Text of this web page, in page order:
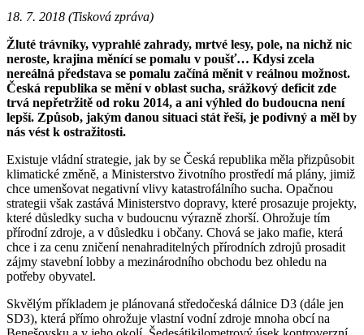
18. 7. 2018 (Tisková zpráva)
Žluté trávníky, vyprahlé zahrady, mrtvé lesy, pole, na nichž nic
neroste, krajina měnící se pomalu v poušť… Kdysi zcela
nereálná představa se pomalu začíná měnit v reálnou možnost.
Česká republika se mění v oblast sucha, srážkový deficit zde
trvá nepřetržitě od roku 2014, a ani výhled do budoucna není
lepší. Způsob, jakým danou situaci stát řeší, je podivný a měl by
nás vést k ostražitosti.
Existuje vládní strategie, jak by se Česká republika měla přizpůsobit
klimatické změně, a Ministerstvo životního prostředí má plány, jimiž
chce umenšovat negativní vlivy katastrofálního sucha. Opačnou
strategii však zastává Ministerstvo dopravy, které prosazuje projekty,
které důsledky sucha v budoucnu výrazně zhorší. Ohrožuje tím
přírodní zdroje, a v důsledku i občany. Chová se jako mafie, která
chce i za cenu zničení nenahraditelných přírodních zdrojů prosadit
zájmy stavební lobby a mezinárodního obchodu bez ohledu na
potřeby obyvatel.
Skvělým příkladem je plánovaná středočeská dálnice D3 (dále jen
SD3), která přímo ohrožuje vlastní vodní zdroje mnoha obcí na